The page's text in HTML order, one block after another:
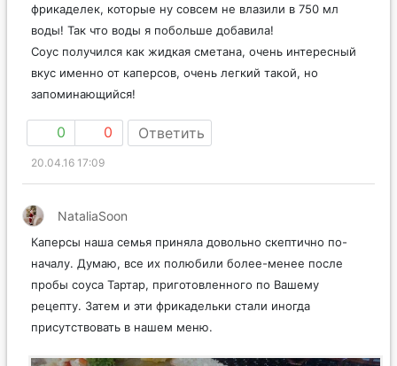
фрикаделек, которые ну совсем не влазили в 750 мл
воды! Так что воды я побольше добавила!
Соус получился как жидкая сметана, очень интересный
вкус именно от каперсов, очень легкий такой, но
запоминающийся!
0 0 Ответить
20.04.16 17:09
NataliaSoon
Каперсы наша семья приняла довольно скептично по-
началу. Думаю, все их полюбили более-менее после
пробы соуса Тартар, приготовленного по Вашему
рецепту. Затем и эти фрикадельки стали иногда
присутствовать в нашем меню.